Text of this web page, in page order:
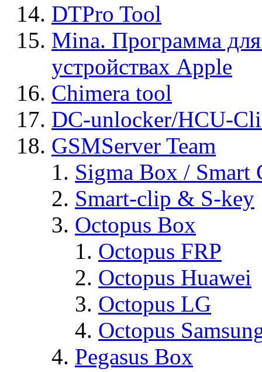
DTPro Tool
Mina. Программа
устройствах Apple
Chimera tool
DC-unlocker/HCU-
GSMServer Team
Sigma Box / Smart
Smart-clip & S-key
Octopus Box
Octopus FRP
Octopus Huawei
Octopus LG
Octopus
Pegasus Box